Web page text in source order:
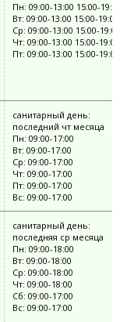
Пн: 09:00-13:00 15:00-
Вт: 09:00-13:00 15:00-19:00
Ср: 09:00-13:00 15:00-19:00
Чт: 09:00-13:00 15:00-19:00
Пт: 09:00-13:00 15:00-19:00
санитарный день:
последний чт месяца
Пн: 09:00-17:00
Вт: 09:00-17:00
Ср: 09:00-17:00
Чт: 09:00-17:00
Пт: 09:00-17:00
Вс: 09:00-17:00
санитарный день:
последняя ср месяца
Пн: 09:00-18:00
Вт: 09:00-18:00
Ср: 09:00-18:00
Чт: 09:00-18:00
Сб: 09:00-17:00
Вс: 09:00-17:00